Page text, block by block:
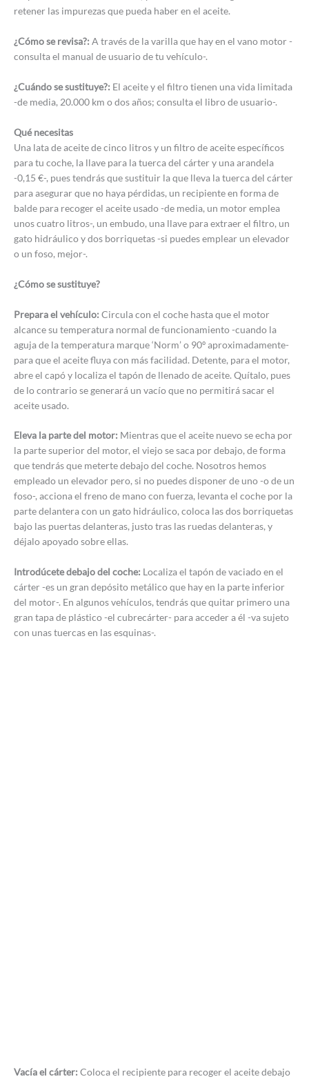
retener las impurezas que pueda haber en el aceite.
¿Cómo se revisa?: A través de la varilla que hay en el vano motor -
consulta el manual de usuario de tu vehículo-.
¿Cuándo se sustituye?: El aceite y el filtro tienen una vida limitada
-de media, 20.000 km o dos años; consulta el libro de usuario-.
Qué necesitas
Una lata de aceite de cinco litros y un filtro de aceite específicos
para tu coche, la llave para la tuerca del cárter y una arandela
-0,15 €-, pues tendrás que sustituir la que lleva la tuerca del cárter
para asegurar que no haya pérdidas, un recipiente en forma de
balde para recoger el aceite usado -de media, un motor emplea
unos cuatro litros-, un embudo, una llave para extraer el filtro, un
gato hidráulico y dos borriquetas -si puedes emplear un elevador
o un foso, mejor-.
¿Cómo se sustituye?
Prepara el vehículo: Circula con el coche hasta que el motor
alcance su temperatura normal de funcionamiento -cuando la
aguja de la temperatura marque ‘Norm’ o 90º aproximadamente-
para que el aceite fluya con más facilidad. Detente, para el motor,
abre el capó y localiza el tapón de llenado de aceite. Quítalo, pues
de lo contrario se generará un vacío que no permitirá sacar el
aceite usado.
Eleva la parte del motor: Mientras que el aceite nuevo se echa por
la parte superior del motor, el viejo se saca por debajo, de forma
que tendrás que meterte debajo del coche. Nosotros hemos
empleado un elevador pero, si no puedes disponer de uno -o de un
foso-, acciona el freno de mano con fuerza, levanta el coche por la
parte delantera con un gato hidráulico, coloca las dos borriquetas
bajo las puertas delanteras, justo tras las ruedas delanteras, y
déjalo apoyado sobre ellas.
Introdúcete debajo del coche: Localiza el tapón de vaciado en el
cárter -es un gran depósito metálico que hay en la parte inferior
del motor-. En algunos vehículos, tendrás que quitar primero una
gran tapa de plástico -el cubrecárter- para acceder a él -va sujeto
con unas tuercas en las esquinas-.
Vacía el cárter: Coloca el recipiente para recoger el aceite debajo